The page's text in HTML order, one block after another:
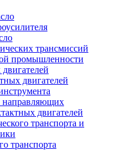
трансмиссий
промышленности
двигателей
направляющих
двигателей
транспорта и
транспорта